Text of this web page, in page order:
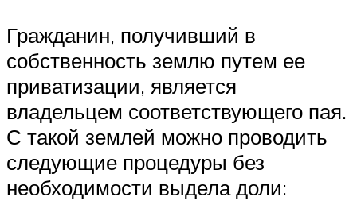
Гражданин, получивший в
собственность землю путем ее
приватизации, является
владельцем соответствующего пая.
С такой землей можно проводить
следующие процедуры без
необходимости выдела доли: